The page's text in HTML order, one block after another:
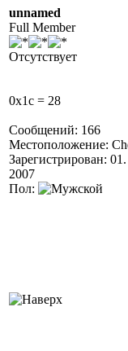
unnamed
Full Member
Отсутствует
0x1c = 28
Сообщений: 166
Местоположение:
Зарегистрирован:
2007
Пол: